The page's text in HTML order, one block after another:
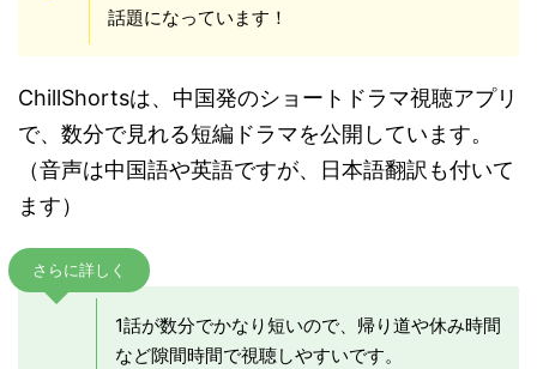
話題になっています！
ChillShortsは、中国発のショートドラマ視聴アプリ
で、数分で見れる短編ドラマを公開しています。
（音声は中国語や英語ですが、日本語翻訳も付いて
ます）
さらに詳しく
1話が数分でかなり短いので、帰り道や休み時間
など隙間時間で視聴しやすいです。